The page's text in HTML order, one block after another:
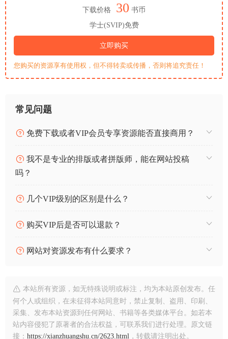
下载价格 30 书币
学士(SVIP)免费
立即购买
您购买的资源享有使用权，但不得转卖或传播，否则将追究责任！
常见问题
免费下载或者VIP会员专享资源能否直接商用？
我不是专业的排版或者拼版师，能在网站投稿
吗？
几个VIP级别的区别是什么？
购买VIP后是否可以退款？
网站对资源发布有什么要求？
本站所有资源，如无特殊说明或标注，均为本站原创发布。任
何个人或组织，在未征得本站同意时，禁止复制、盗用、印刷、
采集、发布本站资源到任何网站、书籍等各类媒体平台。如若本
站内容侵犯了原著者的合法权益，可联系我们进行处理。原文链
接： https://xianzhuangshu.cn/2623.html ，转载请注明出处。